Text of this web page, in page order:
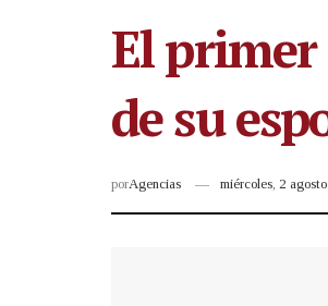
El primer
de su
porAgencias miércoles, 2